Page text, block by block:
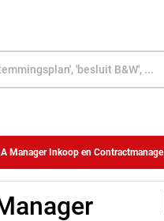
Inkoop en Contractmanagement